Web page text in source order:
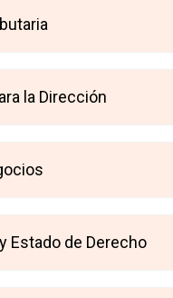
la Dirección
Estado de Derecho